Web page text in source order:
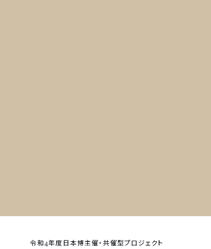
令和4年度日本博主催・共催型プロジェクト